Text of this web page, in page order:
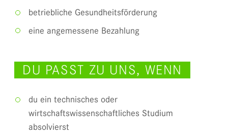
betriebliche Gesundheitsförderung
eine angemessene Bezahlung
DU PASST ZU UNS, WENN
du ein technisches oder
wirtschaftswissenschaftliches Studium
absolvierst